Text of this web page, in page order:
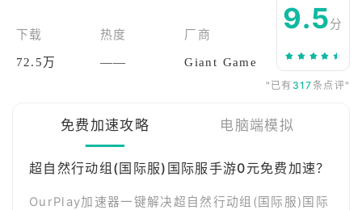
下载
72.5万
热度
——
厂商
Giant Game
9.5分
"已有 317 条点评"
免费加速攻略 电脑端模拟
超自然行动组(国际服)国际服手游0元免费加速？
OurPlay加速器一键解决超自然行动组(国际服)国际